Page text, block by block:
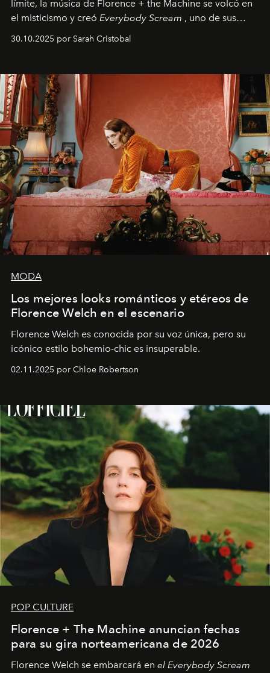
límite, la música de Florence + the Machine se volcó en
el misticismo y creó Everybody Scream , uno de sus
álbumes más profundos hasta la fecha.
30.10.2025 por Sarah Cristobal
MODA
Los mejores looks románticos y etéreos de
Florence Welch en el escenario
Florence Welch es conocida por su voz única, pero su
icónico estilo bohemio-chic es insuperable.
02.11.2025 por Chloe Robertson
POP CULTURE
Florence + The Machine anuncian fechas
para su gira norteamericana de 2026
Florence Welch se embarcará en el Everybody Scream